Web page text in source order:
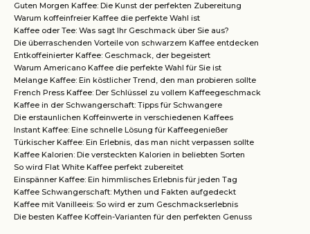
Guten Morgen Kaffee: Die Kunst der perfekten Zubereitung
Warum koffeinfreier Kaffee die perfekte Wahl ist
Kaffee oder Tee: Was sagt Ihr Geschmack über Sie aus?
Die überraschenden Vorteile von schwarzem Kaffee entdecken
Entkoffeinierter Kaffee: Geschmack, der begeistert
Warum Americano Kaffee die perfekte Wahl für Sie ist
Melange Kaffee: Ein köstlicher Trend, den man probieren sollte
French Press Kaffee: Der Schlüssel zu vollem Kaffeegeschmack
Kaffee in der Schwangerschaft: Tipps für Schwangere
Die erstaunlichen Koffeinwerte in verschiedenen Kaffees
Instant Kaffee: Eine schnelle Lösung für Kaffeegenießer
Türkischer Kaffee: Ein Erlebnis, das man nicht verpassen sollte
Kaffee Kalorien: Die versteckten Kalorien in beliebten Sorten
So wird Flat White Kaffee perfekt zubereitet
Einspänner Kaffee: Ein himmlisches Erlebnis für jeden Tag
Kaffee Schwangerschaft: Mythen und Fakten aufgedeckt
Kaffee mit Vanilleeis: So wird er zum Geschmackserlebnis
Die besten Kaffee Koffein-Varianten für den perfekten Genuss